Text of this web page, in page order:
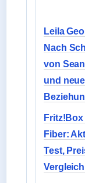
Leila
Nach
von
und neue
Fritz!Box
Fiber:
Test,